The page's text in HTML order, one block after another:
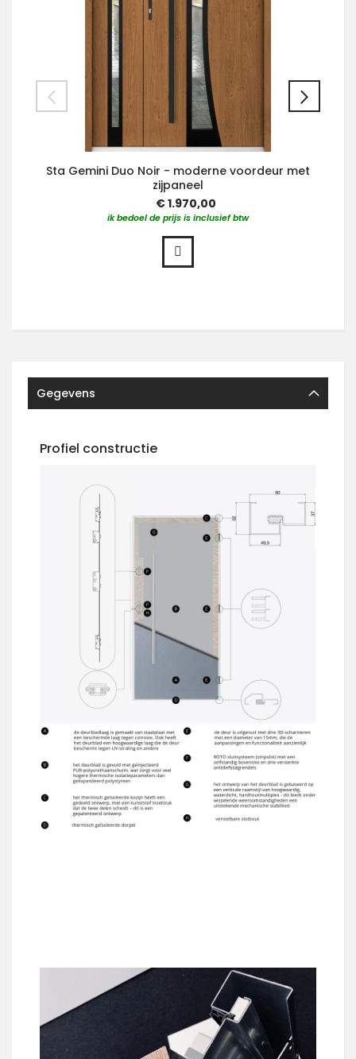
Sta Gemini Duo Noir - moderne voordeur met
zijpaneel
€ 1.970,00
ik bedoel de prijs is inclusief btw
Gegevens